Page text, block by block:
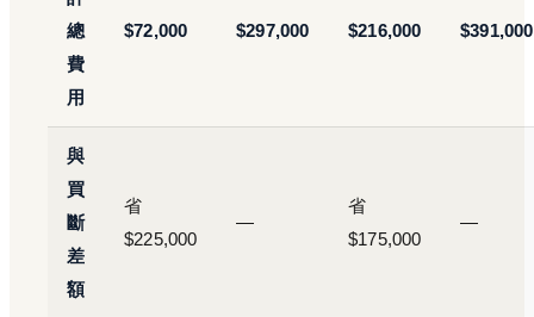
總
費
用
$72,000 $297,000 $216,000 $391,000
與
買
斷
差
額
省
$225,000
—
省
$175,000
—